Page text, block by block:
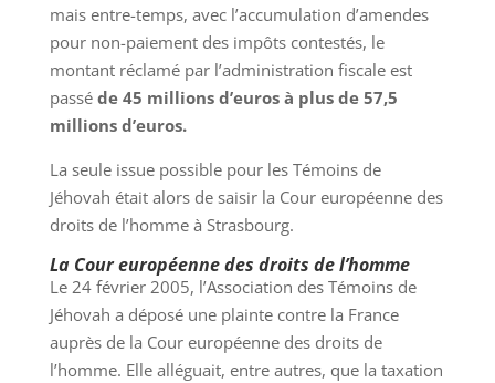
mais entre-temps, avec l’accumulation d’amendes
pour non-paiement des impôts contestés, le
montant réclamé par l’administration fiscale est
passé de 45 millions d’euros à plus de 57,5 ​​
millions d’euros.
La seule issue possible pour les Témoins de
Jéhovah était alors de saisir la Cour européenne des
droits de l’homme à Strasbourg.
La Cour européenne des droits de l’homme
Le 24 février 2005, l’Association des Témoins de
Jéhovah a déposé une plainte contre la France
auprès de la Cour européenne des droits de
l’homme. Elle alléguait, entre autres, que la taxation